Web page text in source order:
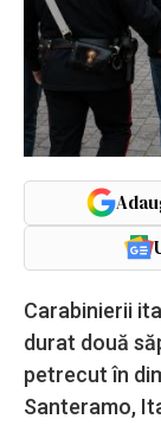
Carabinierii
durat două
petrecut în
Santeramo,